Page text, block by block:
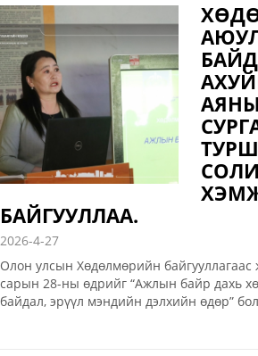
БАЙГУУЛЛАА.
2026-4-27
Олон улсын Хөдөлмөрийн байгууллагаас
сарын 28-ны өдрийг “Ажлын байр дахь
байдал, эрүүл мэндийн дэлхийн өдөр”